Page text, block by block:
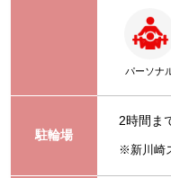
パーソナ
駐輪場
2時間ま
※新川崎